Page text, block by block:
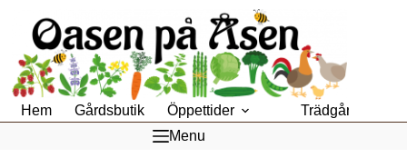
innehåll
Hem Gårdsbutik Öppettider Trädgårdsfik
Menu